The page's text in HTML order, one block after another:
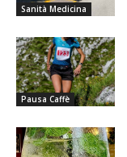
Sanità Medicina
Pausa Caffè